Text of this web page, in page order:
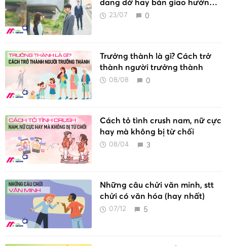
dang dở hay bản giao hưởng
dở dang
23/07 0
Trưởng thành là gì? Cách trở
thành người trưởng thành
08/08 0
Cách tỏ tình crush nam, nữ cực
hay mà không bị từ chối
08/04 3
Những câu chửi văn minh, stt
chửi có văn hóa (hay nhất)
07/12 5